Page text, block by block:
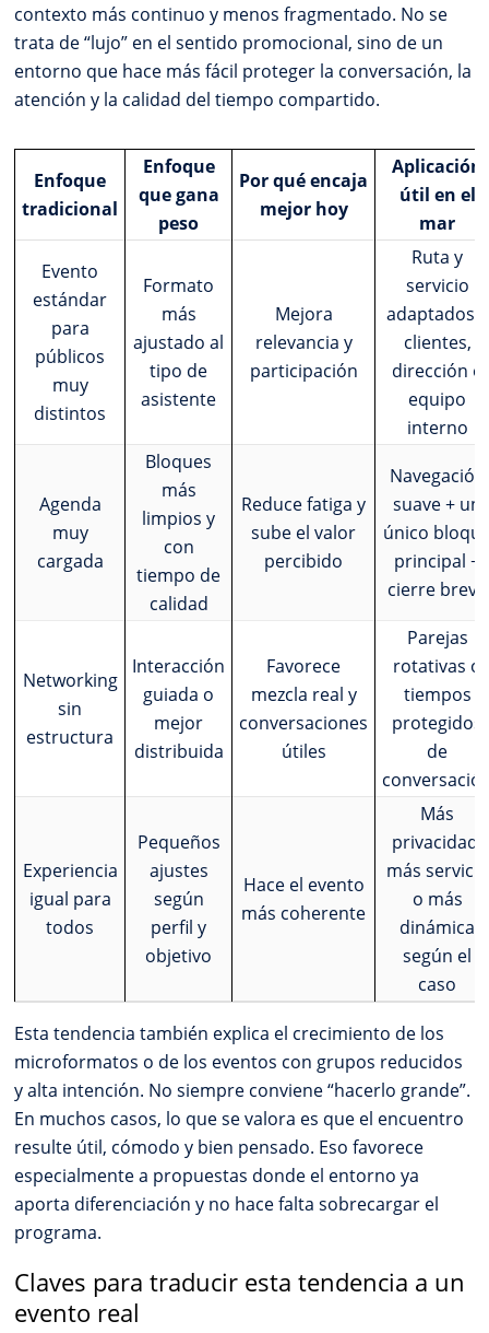
contexto más continuo y menos fragmentado. No se
trata de “lujo” en el sentido promocional, sino de un
entorno que hace más fácil proteger la conversación, la
atención y la calidad del tiempo compartido.
Enfoque
tradicional
Enfoque
que gana
peso
Por qué encaja
mejor hoy
Aplicación
útil en el
mar
Evento
estándar
para
públicos
muy
distintos
Formato
más
ajustado al
tipo de
asistente
Mejora
relevancia y
participación
Ruta y
servicio
adaptados a
clientes,
dirección o
equipo
interno
Agenda
muy
cargada
Bloques
más
limpios y
con
tiempo de
calidad
Reduce fatiga y
sube el valor
percibido
Navegación
suave + un
único
principal +
cierre breve
Networking
sin
estructura
Interacción
guiada o
mejor
distribuida
Favorece
mezcla real y
conversaciones
útiles
Parejas
rotativas o
tiempos
protegidos
de
Experiencia
igual para
todos
Pequeños
ajustes
según
perfil y
objetivo
Hace el evento
más coherente
Más
privacidad,
más servicio
o más
dinámica
según el
caso
Esta tendencia también explica el crecimiento de los
microformatos o de los eventos con grupos reducidos
y alta intención. No siempre conviene “hacerlo grande”.
En muchos casos, lo que se valora es que el encuentro
resulte útil, cómodo y bien pensado. Eso favorece
especialmente a propuestas donde el entorno ya
aporta diferenciación y no hace falta sobrecargar el
programa.
Claves para traducir esta tendencia a un
evento real